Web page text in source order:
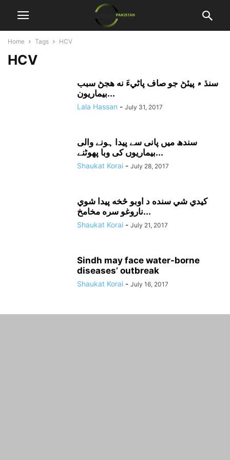
Home Tags HCV
HCV
سنڌ ۾ پيئڻ جو صاف پاڻيءَ نه هجڻ سبب
بيماريون...
Lala Hassan - July 31, 2017
سندھ میں پانی سے پیدا ہونے والی
بیماریوں کی وبا پھوٹنے...
Shaukat Korai - July 28, 2017
کيدي شي سنده د اوبو څخه پيدا شوي
ناروغو سره مخامخ...
Shaukat Korai - July 21, 2017
Sindh may face water-borne
diseases’ outbreak
Shaukat Korai - July 16, 2017